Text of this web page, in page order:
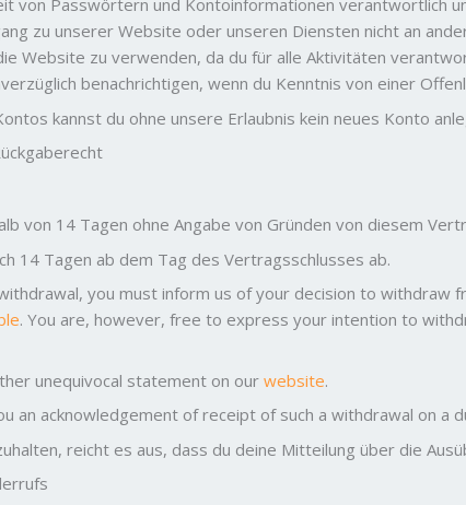
von Passwörtern und Kontoinformationen
zu unserer Website oder unseren Diensten nicht an
Website zu verwenden, da du für alle Aktivitäten
benachrichtigen, wenn du Kenntnis von einer
kannst du ohne unsere Erlaubnis kein neues Konto
von 14 Tagen ohne Angabe von Gründen von diesem
14 Tagen ab dem Tag des Vertragsschlusses ab.
you must inform us of your decision to withdraw
. You are, however, free to express your intention to
unequivocal statement on ourwebsite.
an acknowledgement of receipt of such a withdrawal on a
reicht es aus, dass du deine Mitteilung über die